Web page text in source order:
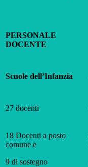
PERSONALE
DOCENTE
Scuole dell’Infanzia
27 docenti
18 Docenti a posto
comune e
9 di sostegno